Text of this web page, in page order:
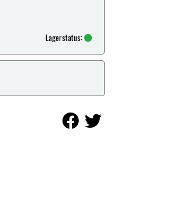
Lagerstatus: